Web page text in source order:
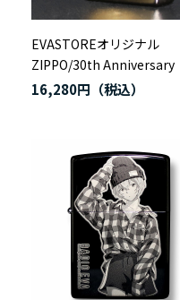
EVASTOREオリジナル
ZIPPO/30th Anniversary
16,280円